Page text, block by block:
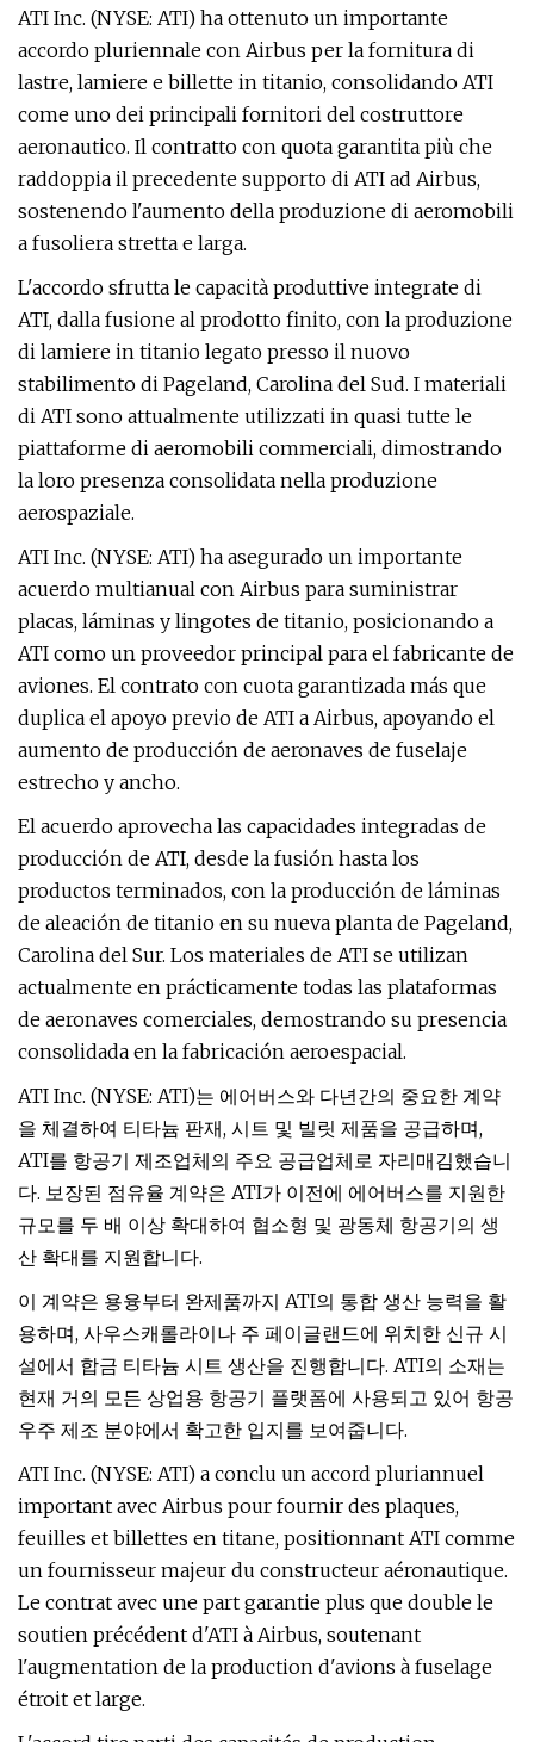
ATI Inc. (NYSE: ATI) ha ottenuto un importante
accordo pluriennale con Airbus per la fornitura di
lastre, lamiere e billette in titanio, consolidando ATI
come uno dei principali fornitori del costruttore
aeronautico. Il contratto con quota garantita più che
raddoppia il precedente supporto di ATI ad Airbus,
sostenendo l'aumento della produzione di aeromobili
a fusoliera stretta e larga.
L'accordo sfrutta le capacità produttive integrate di
ATI, dalla fusione al prodotto finito, con la produzione
di lamiere in titanio legato presso il nuovo
stabilimento di Pageland, Carolina del Sud. I materiali
di ATI sono attualmente utilizzati in quasi tutte le
piattaforme di aeromobili commerciali, dimostrando
la loro presenza consolidata nella produzione
aerospaziale.
ATI Inc. (NYSE: ATI) ha asegurado un importante
acuerdo multianual con Airbus para suministrar
placas, láminas y lingotes de titanio, posicionando a
ATI como un proveedor principal para el fabricante de
aviones. El contrato con cuota garantizada más que
duplica el apoyo previo de ATI a Airbus, apoyando el
aumento de producción de aeronaves de fuselaje
estrecho y ancho.
El acuerdo aprovecha las capacidades integradas de
producción de ATI, desde la fusión hasta los
productos terminados, con la producción de láminas
de aleación de titanio en su nueva planta de Pageland,
Carolina del Sur. Los materiales de ATI se utilizan
actualmente en prácticamente todas las plataformas
de aeronaves comerciales, demostrando su presencia
consolidada en la fabricación aeroespacial.
ATI Inc. (NYSE: ATI)는 에어버스와 다년간의 중요한 계약
을 체결하여 티타늄 판재, 시트 및 빌릿 제품을 공급하며,
ATI를 항공기 제조업체의 주요 공급업체로 자리매김했습니
다. 보장된 점유율 계약은 ATI가 이전에 에어버스를 지원한
규모를 두 배 이상 확대하여 협소형 및 광동체 항공기의 생
산 확대를 지원합니다.
이 계약은 용융부터 완제품까지 ATI의 통합 생산 능력을 활
용하며, 사우스캐롤라이나 주 페이글랜드에 위치한 신규 시
설에서 합금 티타늄 시트 생산을 진행합니다. ATI의 소재는
현재 거의 모든 상업용 항공기 플랫폼에 사용되고 있어 항공
우주 제조 분야에서 확고한 입지를 보여줍니다.
ATI Inc. (NYSE: ATI) a conclu un accord pluriannuel
important avec Airbus pour fournir des plaques,
feuilles et billettes en titane, positionnant ATI comme
un fournisseur majeur du constructeur aéronautique.
Le contrat avec une part garantie plus que double le
soutien précédent d'ATI à Airbus, soutenant
l'augmentation de la production d'avions à fuselage
étroit et large.